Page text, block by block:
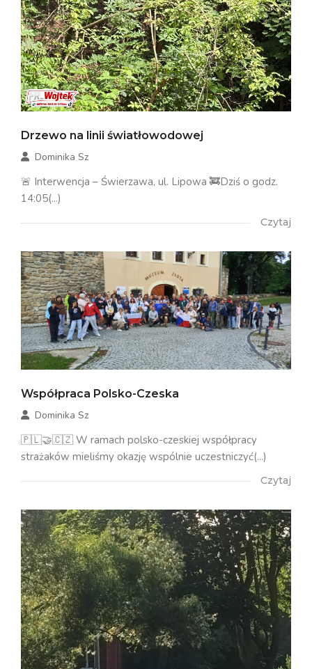
Drzewo na linii światłowodowej
Dominika Sz
🚨 Interwencja – Świerzawa, ul. Lipowa 🚒Dziś o godz.
14:05(...)
Czytaj
Współpraca Polsko-Czeska
Dominika Sz
🇵🇱🤝🇨🇿 W ramach polsko-czeskiej współpracy
strażaków mieliśmy okazję wspólnie uczestniczyć(...)
Czytaj